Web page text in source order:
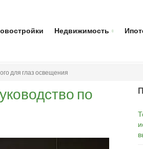
Недвижимость
для глаз освещения
по